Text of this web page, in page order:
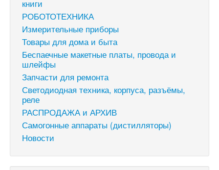
книги
РОБОТОТЕХНИКА
Измерительные приборы
Товары для дома и быта
Беспаечные макетные платы, провода и
шлейфы
Запчасти для ремонта
Светодиодная техника, корпуса, разъёмы,
реле
РАСПРОДАЖА и АРХИВ
Самогонные аппараты (дистилляторы)
Новости